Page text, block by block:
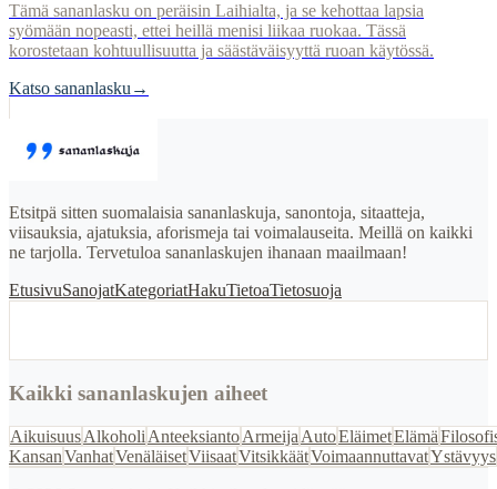
Tämä sananlasku on peräisin Laihialta, ja se kehottaa lapsia
syömään nopeasti, ettei heillä menisi liikaa ruokaa. Tässä
korostetaan kohtuullisuutta ja säästäväisyyttä ruoan käytössä.
Katso sananlasku →
Etsitpä sitten suomalaisia sananlaskuja, sanontoja, sitaatteja,
viisauksia, ajatuksia, aforismeja tai voimalauseita. Meillä on kaikki
ne tarjolla. Tervetuloa sananlaskujen ihanaan maailmaan!
EtusivuSanojatKategoriatHakuTietoaTietosuoja
Kaikki sananlaskujen aiheet
AikuisuusAlkoholi AnteeksiantoArmeija AutoEläimetElämä
KansanVanhatVenäläisetViisaatVitsikkäätVoimaannuttavatYstävyys